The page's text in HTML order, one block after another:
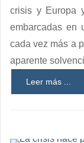
crisis y Europa
embarcadas en
cada vez más a
aparente
Leer más ...